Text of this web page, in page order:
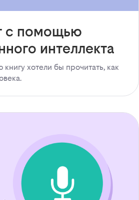
с помощью
интеллекта
хотели бы прочитать, как